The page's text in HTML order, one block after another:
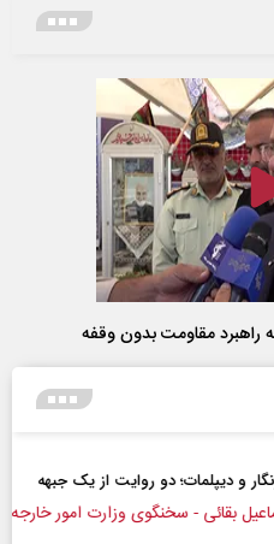
راهبرد مقاومت بدون وقفه
روایت از یک جبهه
وزارت امور خارجه